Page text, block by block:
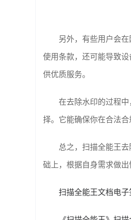
另外，有些用户会
使用条款，还可能导致
供优质服务。
在去除水印的过程
择。它能确保你在合法
总之，扫描全能王
础上，根据自身需求做
扫描全能王文档电